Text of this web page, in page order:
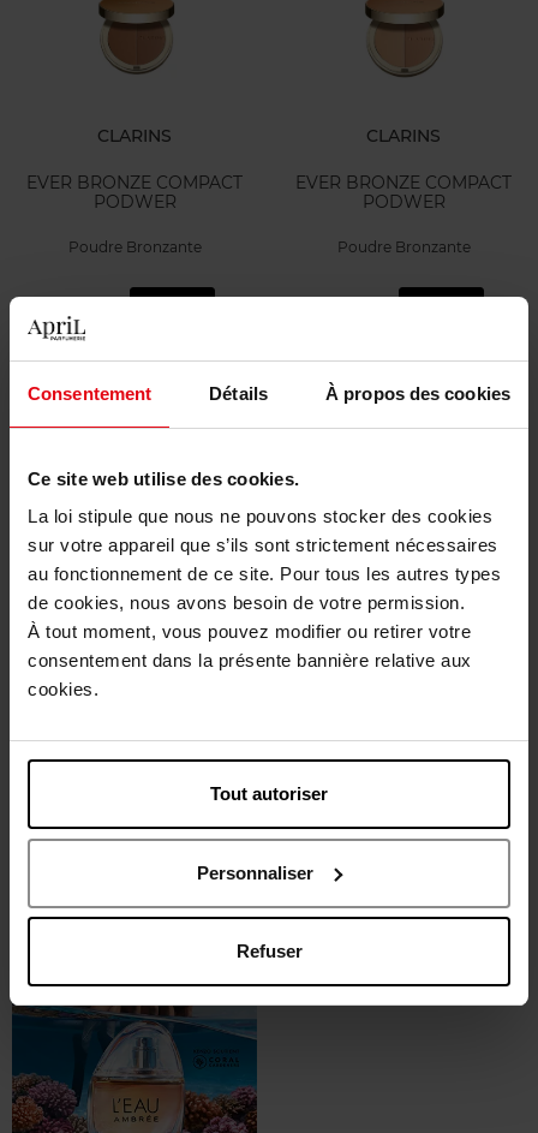
Consentement Détails À propos des cookies
Ce site web utilise des cookies.
La loi stipule que nous ne pouvons stocker des cookies
sur votre appareil que s’ils sont strictement nécessaires
au fonctionnement de ce site. Pour tous les autres types
de cookies, nous avons besoin de votre permission.
À tout moment, vous pouvez modifier ou retirer votre
consentement dans la présente bannière relative aux
cookies.
Tout autoriser
Personnaliser
Refuser
CLARINS
EVER BRONZE COMPACT
PODWER
Poudre Bronzante
CLARINS
EVER BRONZE COMPACT
PODWER
Poudre Bronzante
SISLEY
Phyto-Touche Poudre Éclat
Soleil
Poudre bonzante
STENDHAL
Trio Bronzant Sculpteur de
teint
Poudre Bronzante